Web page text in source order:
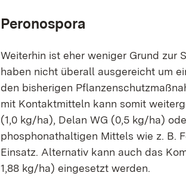
Peronospora
Weiterhin ist eher weniger Grund zur
haben nicht überall ausgereicht um
den bisherigen
mit Kontaktmitteln kann somit
(1,0 kg/ha), Delan WG (0,5 kg/ha)
phosphonathaltigen Mittels wie z. B.
Einsatz. Alternativ kann auch das
1,88 kg/ha) eingesetzt werden.